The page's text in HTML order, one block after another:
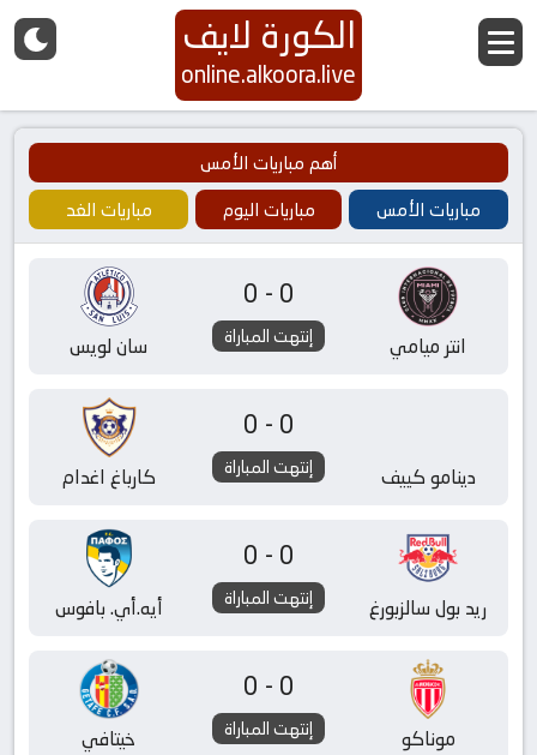
الكورة لايف
online.alkoora.live
أهم مباريات الأمس
مباريات الأمس
مباريات اليوم مباريات الغد
انتر ميامي
0-0
إنتهت المباراة سان لويس
دينامو كييف
0-0
إنتهت المباراة كارباغ اغدام
ريد بول سالزبورغ
0-0
إنتهت المباراة أيه.أي. بافوس
موناكو
0-0
إنتهت المباراة خيتافي